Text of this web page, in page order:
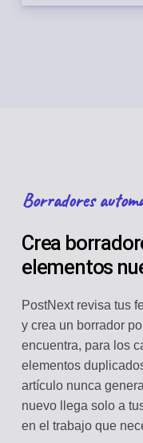
Borradores
Crea
elementos
PostNext revisa tus
y crea un borrador
encuentra, para los
elementos
artículo nunca
nuevo llega solo a
en el trabajo que